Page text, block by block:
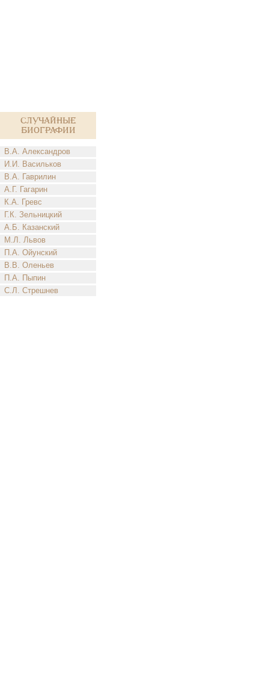
Случайные
биографии
В.А. Александров
И.И. Васильков
В.А. Гаврилин
А.Г. Гагарин
К.А. Гревс
Г.К. Зельницкий
А.Б. Казанский
М.Л. Львов
П.А. Ойунский
В.В. Оленьев
П.А. Пыпин
С.Л. Стрешнев